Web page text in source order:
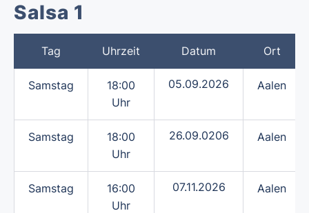
Salsa 1
Tag Uhrzeit Datum Ort
Samstag
18:00
Uhr
05.09.2026 Aalen
Samstag
18:00
Uhr
26.09.0206 Aalen
Samstag
16:00
Uhr
07.11.2026 Aalen